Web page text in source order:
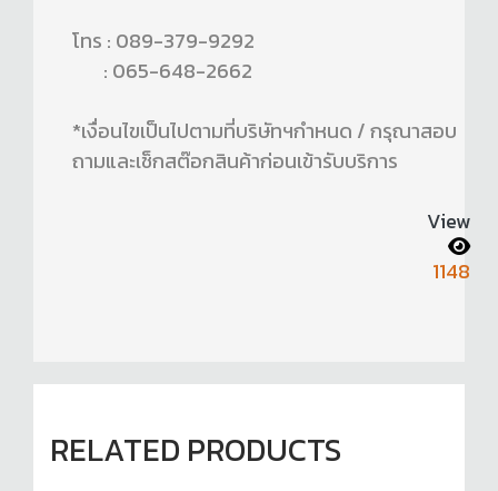
โทร : 089-379-9292
: 065-648-2662
*เงื่อนไขเป็นไปตามที่บริษัทฯกำหนด / กรุณาสอบ
ถามและเช็กสต๊อกสินค้าก่อนเข้ารับบริการ
View
1148
RELATED PRODUCTS